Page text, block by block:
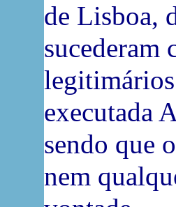
de Lisboa,
sucederam
executada
sendo que
nem